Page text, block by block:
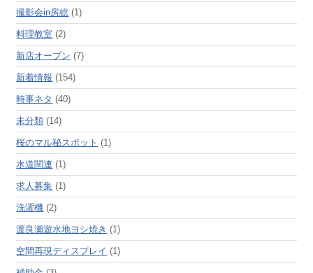
撮影会in房総 (1)
料理教室 (2)
新店オープン (7)
新着情報 (154)
時事ネタ (40)
未分類 (14)
桜のマル秘スポット (1)
水道関連 (1)
求人募集 (1)
洗濯機 (2)
渡良瀬遊水地ヨシ焼き (1)
空間再現ディスプレイ (1)